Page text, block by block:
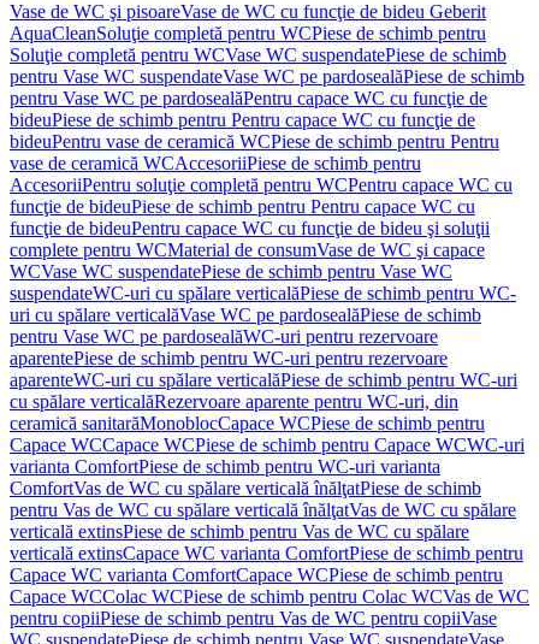
Vase de WC şi pisoareVase de WC cu funcţie de bideu Geberit
AquaCleanSoluţie completă pentru WCPiese de schimb pentru
Soluţie completă pentru WCVase WC suspendatePiese de schimb
pentru Vase WC suspendateVase WC pe pardosealăPiese de schimb
pentru Vase WC pe pardosealăPentru capace WC cu funcţie de
bideuPiese de schimb pentru Pentru capace WC cu funcţie de
bideuPentru vase de ceramică WCPiese de schimb pentru Pentru
vase de ceramică WCAccesoriiPiese de schimb pentru
AccesoriiPentru soluţie completă pentru WCPentru capace WC cu
funcţie de bideuPiese de schimb pentru Pentru capace WC cu
funcţie de bideuPentru capace WC cu funcţie de bideu şi soluţii
complete pentru WCMaterial de consumVase de WC şi capace
WCVase WC suspendatePiese de schimb pentru Vase WC
suspendateWC-uri cu spălare verticalăPiese de schimb pentru WC-
uri cu spălare verticalăVase WC pe pardosealăPiese de schimb
pentru Vase WC pe pardosealăWC-uri pentru rezervoare
aparentePiese de schimb pentru WC-uri pentru rezervoare
aparenteWC-uri cu spălare verticalăPiese de schimb pentru WC-uri
cu spălare verticalăRezervoare aparente pentru WC-uri, din
ceramică sanitarăMonoblocCapace WCPiese de schimb pentru
Capace WCCapace WCPiese de schimb pentru Capace WCWC-uri
varianta ComfortPiese de schimb pentru WC-uri varianta
ComfortVas de WC cu spălare verticală înălţatPiese de schimb
pentru Vas de WC cu spălare verticală înălţatVas de WC cu spălare
verticală extinsPiese de schimb pentru Vas de WC cu spălare
verticală extinsCapace WC varianta ComfortPiese de schimb pentru
Capace WC varianta ComfortCapace WCPiese de schimb pentru
Capace WCColac WCPiese de schimb pentru Colac WCVas de WC
pentru copiiPiese de schimb pentru Vas de WC pentru copiiVase
WC suspendatePiese de schimb pentru Vase WC suspendateVase